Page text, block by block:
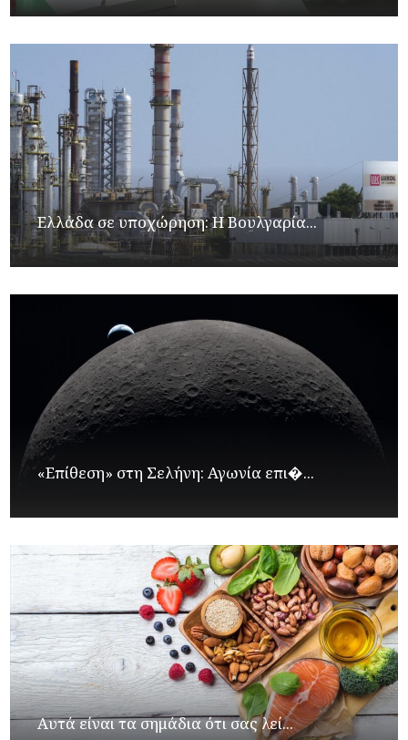
Ελλάδα σε υποχώρηση: Η Βουλγαρία...
«Επίθεση» στη Σελήνη: Αγωνία επι�...
Αυτά είναι τα σημάδια ότι σας λεί...